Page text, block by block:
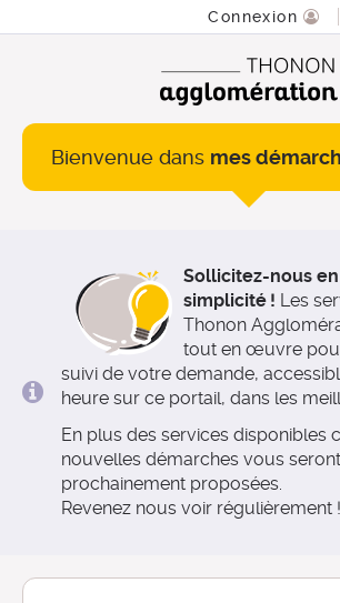
Connexion
Bienvenue dans mes
Sollicitez-nous
simplicité ! Les
Thonon
tout en œuvre
suivi de votre demande,
heure sur ce portail, dans les
En plus des services disponibles
nouvelles démarches vous seront
prochainement proposées.
Revenez nous voir régulièrement !